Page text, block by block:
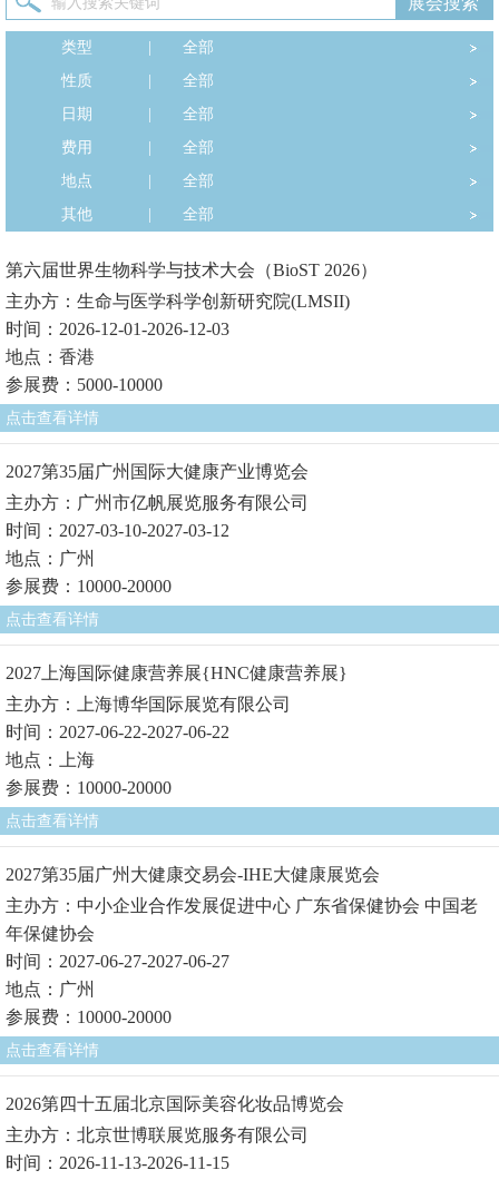
类型
全部
性质
全部
日期
全部
费用
全部
地点
全部
其他
全部
第六届世界生物科学与技术大会（BioST 2026）
主办方：生命与医学科学创新研究院(LMSII)
时间：2026-12-01-2026-12-03
地点：香港
参展费：5000-10000
点击查看详情
2027第35届广州国际大健康产业博览会
主办方：广州市亿帆展览服务有限公司
时间：2027-03-10-2027-03-12
地点：广州
参展费：10000-20000
点击查看详情
2027上海国际健康营养展{HNC健康营养展}
主办方：上海博华国际展览有限公司
时间：2027-06-22-2027-06-22
地点：上海
参展费：10000-20000
点击查看详情
2027第35届广州大健康交易会-IHE大健康展览会
主办方：中小企业合作发展促进中心 广东省保健协会 中国老
年保健协会
时间：2027-06-27-2027-06-27
地点：广州
参展费：10000-20000
点击查看详情
2026第四十五届北京国际美容化妆品博览会
主办方：北京世博联展览服务有限公司
时间：2026-11-13-2026-11-15